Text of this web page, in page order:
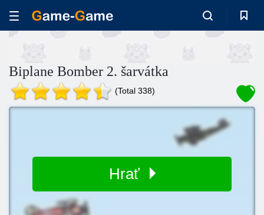
Biplane Bomber 2. šarvátka
(Total 338)
Hrať